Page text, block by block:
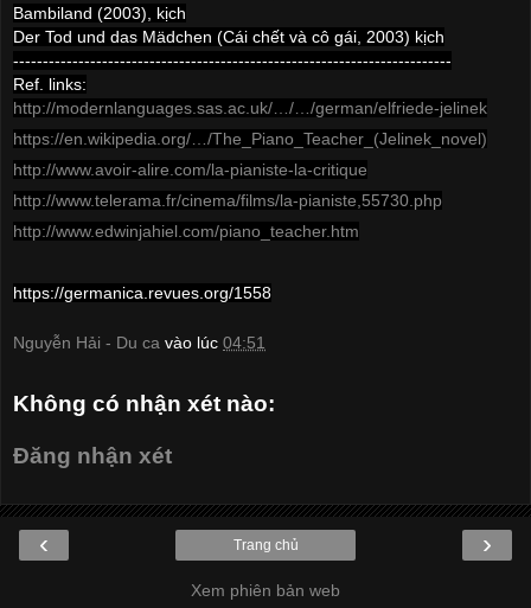
Bambiland (2003), kịch
Der Tod und das Mädchen (Cái chết và cô gái, 2003) kịch
--------------------------------------------------------------------------
Ref. links:
http://modernlanguages.sas.ac.uk/…/…/german/elfriede-jelinek
https://en.wikipedia.org/…/The_Piano_Teacher_(Jelinek_novel)
http://www.avoir-alire.com/la-pianiste-la-critique
http://www.telerama.fr/cinema/films/la-pianiste,55730.php
http://www.edwinjahiel.com/piano_teacher.htm
https://germanica.revues.org/1558
Nguyễn Hải - Du ca vào lúc 04:51
Không có nhận xét nào:
Đăng nhận xét
‹ ›
Trang chủ
Xem phiên bản web